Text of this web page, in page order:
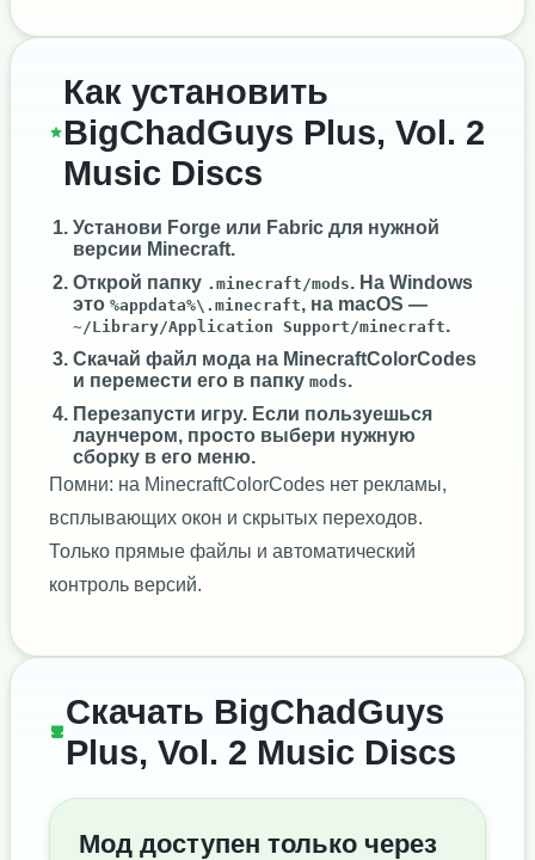
Как установить
BigChadGuys Plus, Vol. 2
Music Discs
Установи Forge или Fabric для нужной
версии Minecraft.
Открой папку .minecraft/mods. На Windows
это %appdata%\.minecraft, на macOS —
~/Library/Application Support/minecraft.
Скачай файл мода на MinecraftColorCodes
и перемести его в папку mods.
Перезапусти игру. Если пользуешься
лаунчером, просто выбери нужную
сборку в его меню.
Помни: на MinecraftColorCodes нет рекламы,
всплывающих окон и скрытых переходов.
Только прямые файлы и автоматический
контроль версий.
Скачать BigChadGuys
Plus, Vol. 2 Music Discs
Мод доступен только через